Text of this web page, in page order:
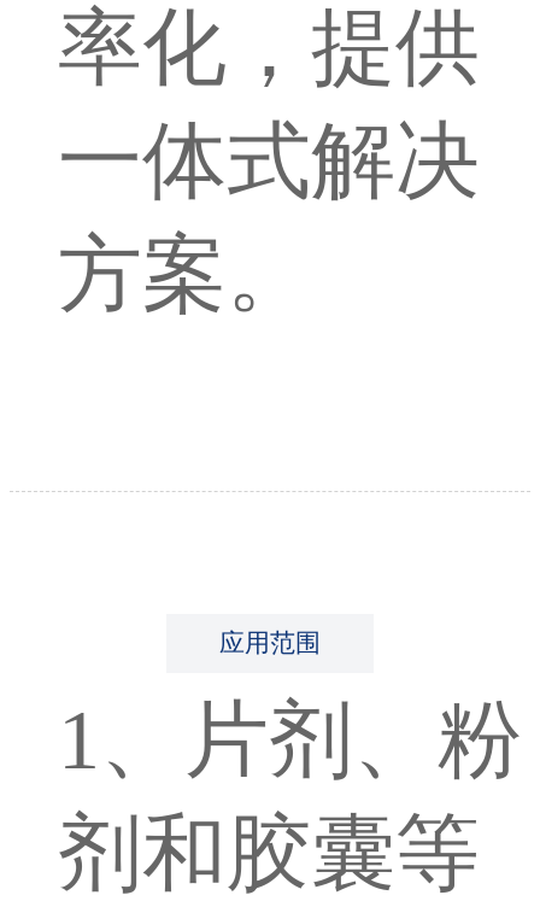
率化，提供
一体式解决
方案。
应用范围
1、片剂、粉
剂和胶囊等